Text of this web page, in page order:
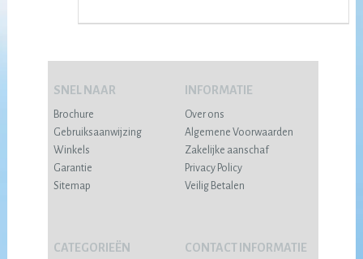
SNEL NAAR
Brochure
Gebruiksaanwijzing
Winkels
Garantie
Sitemap
INFORMATIE
Over ons
Algemene Voorwaarden
Zakelijke aanschaf
Privacy Policy
Veilig Betalen
CATEGORIEËN CONTACT INFORMATIE